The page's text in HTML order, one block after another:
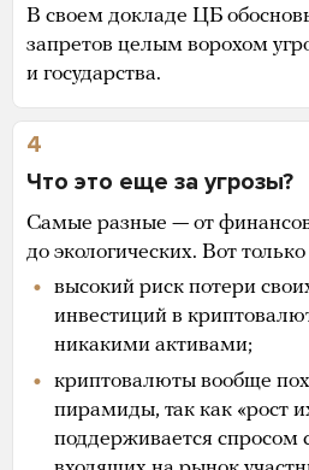
В своем докладе ЦБ
запретов целым ворохом
и государства.
4
Что это еще за угрозы?
Самые разные — от
до экологических. Вот
высокий риск потери
инвестиций в
никакими активами;
криптовалюты вообще
пирамиды, так как «рост
поддерживается спросом